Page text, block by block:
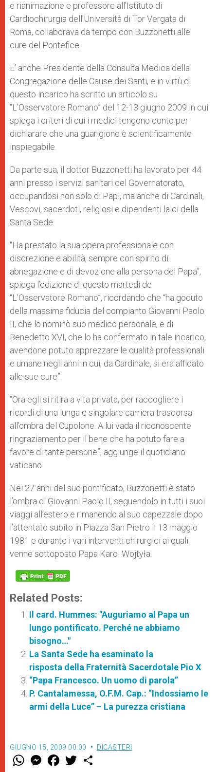
e rianimazione e professore all’Istituto di
Cardiochirurgia dell’Università di Tor Vergata di
Roma, collaborava da tempo con Buzzonetti alle
cure del Pontefice.
E’ anche Presidente della Consulta Medica della
Congregazione delle Cause dei Santi, e in virtù di
questo incarico ha scritto un articolo su
“L’Osservatore Romano” del 12-13 giugno 2009 in cui
spiega i criteri di cui i medici tengono conto per
dichiarare che una guarigione è scientificamente
inspiegabile.
Da parte sua, il dottor Buzzonetti ha lavorato per 44
anni presso i servizi sanitari del Governatorato,
occupandosi non solo di Papi, ma anche di Cardinali,
Vescovi, sacerdoti, religiosi e dipendenti laici della
Santa Sede.
“Ha prestato la sua opera professionale con
discrezione e abilità, sempre con spirito di
abnegazione e di devozione alla persona del Papa”,
spiega l’edizione di questo martedì de
“L’Osservatore Romano”, ricordando che “ha goduto
della massima fiducia del compianto Giovanni Paolo
II, che lo nominò suo medico personale, e di
Benedetto XVI, che lo ha confermato in tale incarico,
avendone potuto apprezzare le qualità professionali
e umane negli anni in cui, da Cardinale, si era affidato
alle sue cure”.
“Ora egli si ritira a vita privata, per raccogliere i
ricordi di una lunga e singolare carriera trascorsa
all’ombra del Cupolone. A lui vada il riconoscente
ringraziamento per il bene che ha potuto fare a
favore di tante persone”, aggiunge il quotidiano
vaticano.
Nei 27 anni del suo pontificato, Buzzonetti è stato
l’ombra di Giovanni Paolo II, seguendolo in tutti i suoi
viaggi all’estero e rimanendo al suo capezzale dopo
l’attentato subito in Piazza San Pietro il 13 maggio
1981 e durante i vari interventi chirurgici ai quali
venne sottoposto Papa Karol Wojtyła.
Related Posts:
Il card. Hummes: "Auguriamo al Papa un
lungo pontificato. Perché ne abbiamo
bisogno…"
La Santa Sede ha esaminato la
risposta della Fraternità Sacerdotale Pio X
“Papa Francesco. Un uomo di parola”
P. Cantalamessa, O.F.M. Cap.: “Indossiamo le
armi della Luce” – La purezza cristiana
GIUGNO 15, 2009 00:00 DICASTERI
W M
e
F
a w